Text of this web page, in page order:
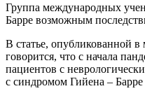
Группа международных
Барре возможным
В статье, опубликованной
говорится, что с начала
пациентов с
с синдромом Гийена –